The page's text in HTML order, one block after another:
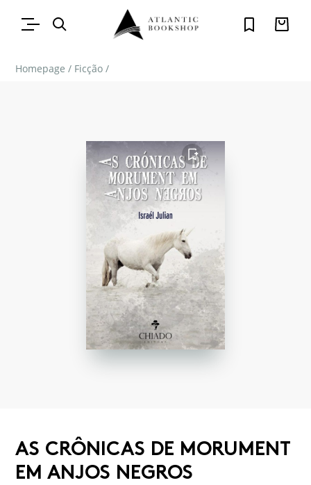
Homepage / Ficção /
FAVORITO
AS CRÔNICAS DE MORUMENT
EM ANJOS NEGROS